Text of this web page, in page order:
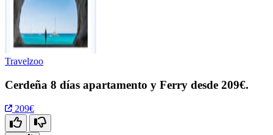
Travelzoo
Cerdeña 8 días apartamento y Ferry desde 209€.
209€